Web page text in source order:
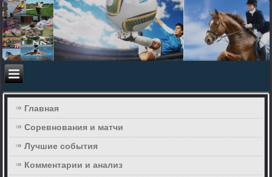
Главная
Соревнования и матчи
Лучшие события
Комментарии и анализ